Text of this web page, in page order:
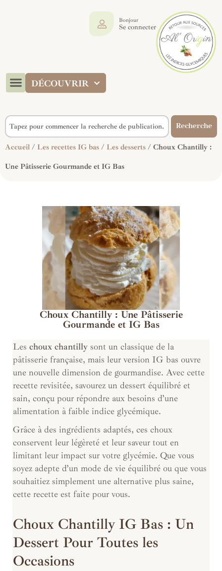
DÉCOUVRIR
Bonjour
Se connecter
Recherche
Accueil / Les recettes IG bas / Les desserts / Choux Chantilly :
Une Pâtisserie Gourmande et IG Bas
Choux Chantilly : Une Pâtisserie
Gourmande et IG Bas
Les choux chantilly sont un classique de la
pâtisserie française, mais leur version IG bas ouvre
une nouvelle dimension de gourmandise. Avec cette
recette revisitée, savourez un dessert équilibré et
sain, conçu pour répondre aux besoins d’une
alimentation à faible indice glycémique.
Grâce à des ingrédients adaptés, ces choux
conservent leur légèreté et leur saveur tout en
limitant leur impact sur votre glycémie. Que vous
soyez adepte d’un mode de vie équilibré ou que vous
souhaitiez simplement une alternative plus saine,
cette recette est faite pour vous.
Choux Chantilly IG Bas : Un
Dessert Pour Toutes les
Occasions